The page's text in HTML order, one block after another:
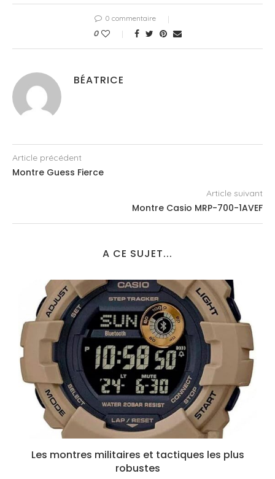
0 commentaire
0
BÉATRICE
Article précédent
Montre Guess Fierce
Article suivant
Montre Casio MRP-700-1AVEF
A CE SUJET...
Les montres militaires et tactiques les plus
robustes